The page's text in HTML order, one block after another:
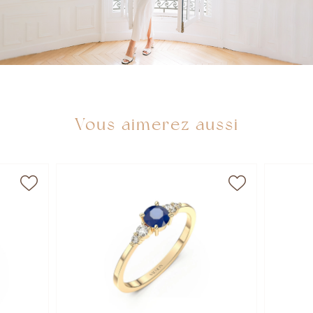
Vous aimerez aussi